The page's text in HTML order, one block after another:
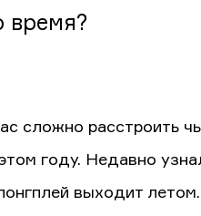
время?
сложно расстроить
году. Недавно
выходит